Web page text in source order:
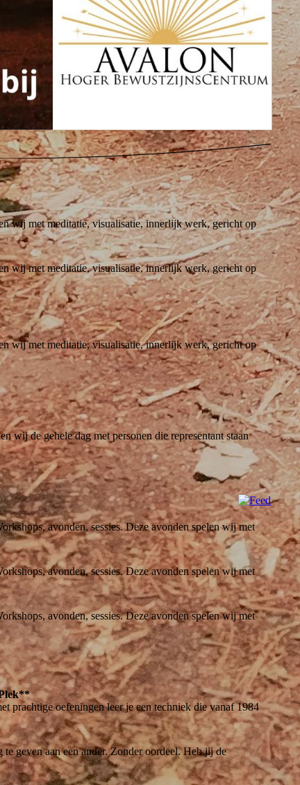
wij met meditatie, visualisatie, innerlijk werk, gericht op
wij met meditatie, visualisatie, innerlijk werk, gericht op
wij met meditatie, visualisatie, innerlijk werk, gericht op
de gehele dag met personen die representant staan
avonden, sessies. Deze avonden spelen wij met
avonden, sessies. Deze avonden spelen wij met
avonden, sessies. Deze avonden spelen wij met
prachtige oefeningen leer je een techniek die vanaf 1984
geven aan een ander. Zonder oordeel. Heb jij de